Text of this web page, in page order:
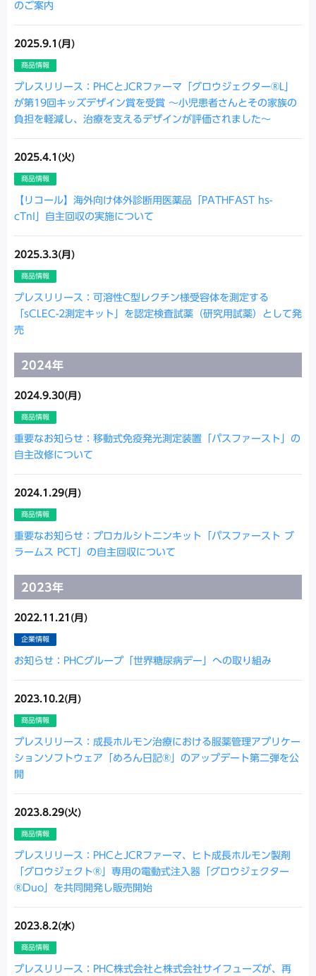
のご案内
2025.9.1(月)
商品情報
プレスリリース：PHCとJCRファーマ「グロウジェクター®L」
が第19回キッズデザイン賞を受賞 ～小児患者さんとその家族の
負担を軽減し、治療を支えるデザインが評価されました～
2025.4.1(火)
商品情報
【リコール】海外向け体外診断用医薬品「PATHFAST hs-
cTnI」自主回収の実施について
2025.3.3(月)
商品情報
プレスリリース：可溶性C型レクチン様受容体を測定する
「sCLEC-2測定キット」を認定検査試薬（研究用試薬）として発
売
2024年
2024.9.30(月)
商品情報
重要なお知らせ：移動式免疫発光測定装置「パスファースト」の
自主改修について
2024.1.29(月)
商品情報
重要なお知らせ：プロカルシトニンキット「パスファースト ブ
ラームス PCT」の自主回収について
2023年
2022.11.21(月)
企業情報
お知らせ：PHCグループ「世界糖尿病デー」への取り組み
2023.10.2(月)
商品情報
プレスリリース：成長ホルモン治療における服薬管理アプリケー
ションソフトウェア「めろん日記®」のアップデート第二弾を公
開
2023.8.29(火)
商品情報
プレスリリース：PHCとJCRファーマ、ヒト成長ホルモン製剤
「グロウジェクト®」専用の電動式注入器「グロウジェクター
®Duo」を共同開発し販売開始
2023.8.2(水)
商品情報
プレスリリース：PHC株式会社と株式会社サイフューズが、再